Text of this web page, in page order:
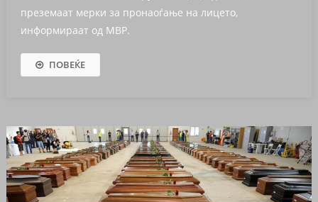
преземаат мерки за пронаоѓање на лицето,
информираат од МВР.
ПОВЕЌЕ